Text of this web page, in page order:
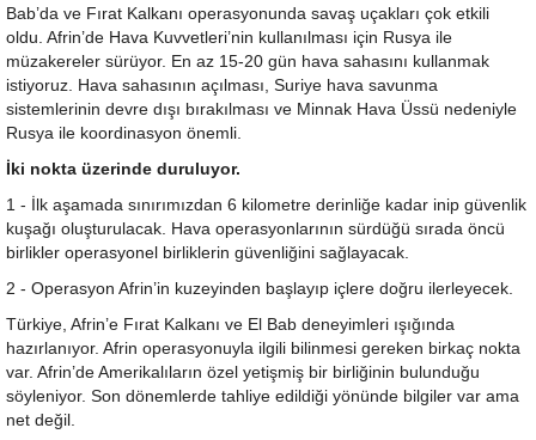
Bab’da ve Fırat Kalkanı operasyonunda savaş uçakları çok etkili
oldu. Afrin’de Hava Kuvvetleri’nin kullanılması için Rusya ile
müzakereler sürüyor. En az 15-20 gün hava sahasını kullanmak
istiyoruz. Hava sahasının açılması, Suriye hava savunma
sistemlerinin devre dışı bırakılması ve Minnak Hava Üssü nedeniyle
Rusya ile koordinasyon önemli.
İki nokta üzerinde duruluyor.
1 - İlk aşamada sınırımızdan 6 kilometre derinliğe kadar inip güvenlik
kuşağı oluşturulacak. Hava operasyonlarının sürdüğü sırada öncü
birlikler operasyonel birliklerin güvenliğini sağlayacak.
2 - Operasyon Afrin’in kuzeyinden başlayıp içlere doğru ilerleyecek.
Türkiye, Afrin’e Fırat Kalkanı ve El Bab deneyimleri ışığında
hazırlanıyor. Afrin operasyonuyla ilgili bilinmesi gereken birkaç nokta
var. Afrin’de Amerikalıların özel yetişmiş bir birliğinin bulunduğu
söyleniyor. Son dönemlerde tahliye edildiği yönünde bilgiler var ama
net değil.